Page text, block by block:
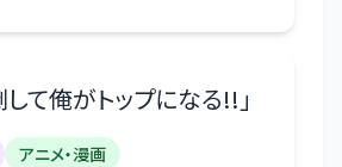
て俺がトップになる!! 」
アニメ・漫画